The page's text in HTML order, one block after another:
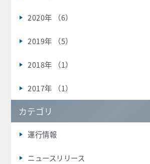
2020年 （6）
2019年 （5）
2018年 （1）
2017年 （1）
カテゴリ
運行情報
ニュースリリース